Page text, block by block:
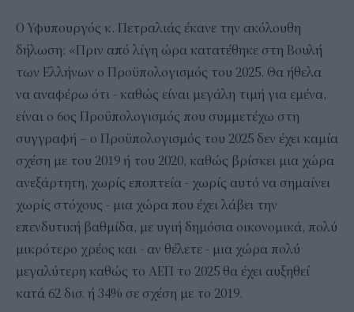
Ο Υφυπουργός κ. Πετραλιάς έκανε την ακόλουθη
δήλωση: «Πριν από λίγη ώρα κατατέθηκε στη Βουλή
των Ελλήνων ο Προϋπολογισμός του 2025. Θα ήθελα
να αναφέρω ότι - καθώς είναι μεγάλη τιμή για εμένα,
είναι ο 6ος Προϋπολογισμός που συμμετέχω στη
συγγραφή – ο Προϋπολογισμός του 2025 δεν έχει καμία
σχέση με του 2019 ή του 2020, καθώς βρίσκει μια χώρα
ανεξάρτητη, χωρίς εποπτεία - χωρίς αυτό να σημαίνει
χωρίς στόχους - μια χώρα που έχει λάβει την
επενδυτική βαθμίδα, με υγιή δημόσια οικονομικά, πολύ
μικρότερο χρέος και - αν θέλετε - μια χώρα πολύ
μεγαλύτερη καθώς το ΑΕΠ το 2025 θα έχει αυξηθεί
κατά 62 δισ. ή 34% σε σχέση με το 2019.